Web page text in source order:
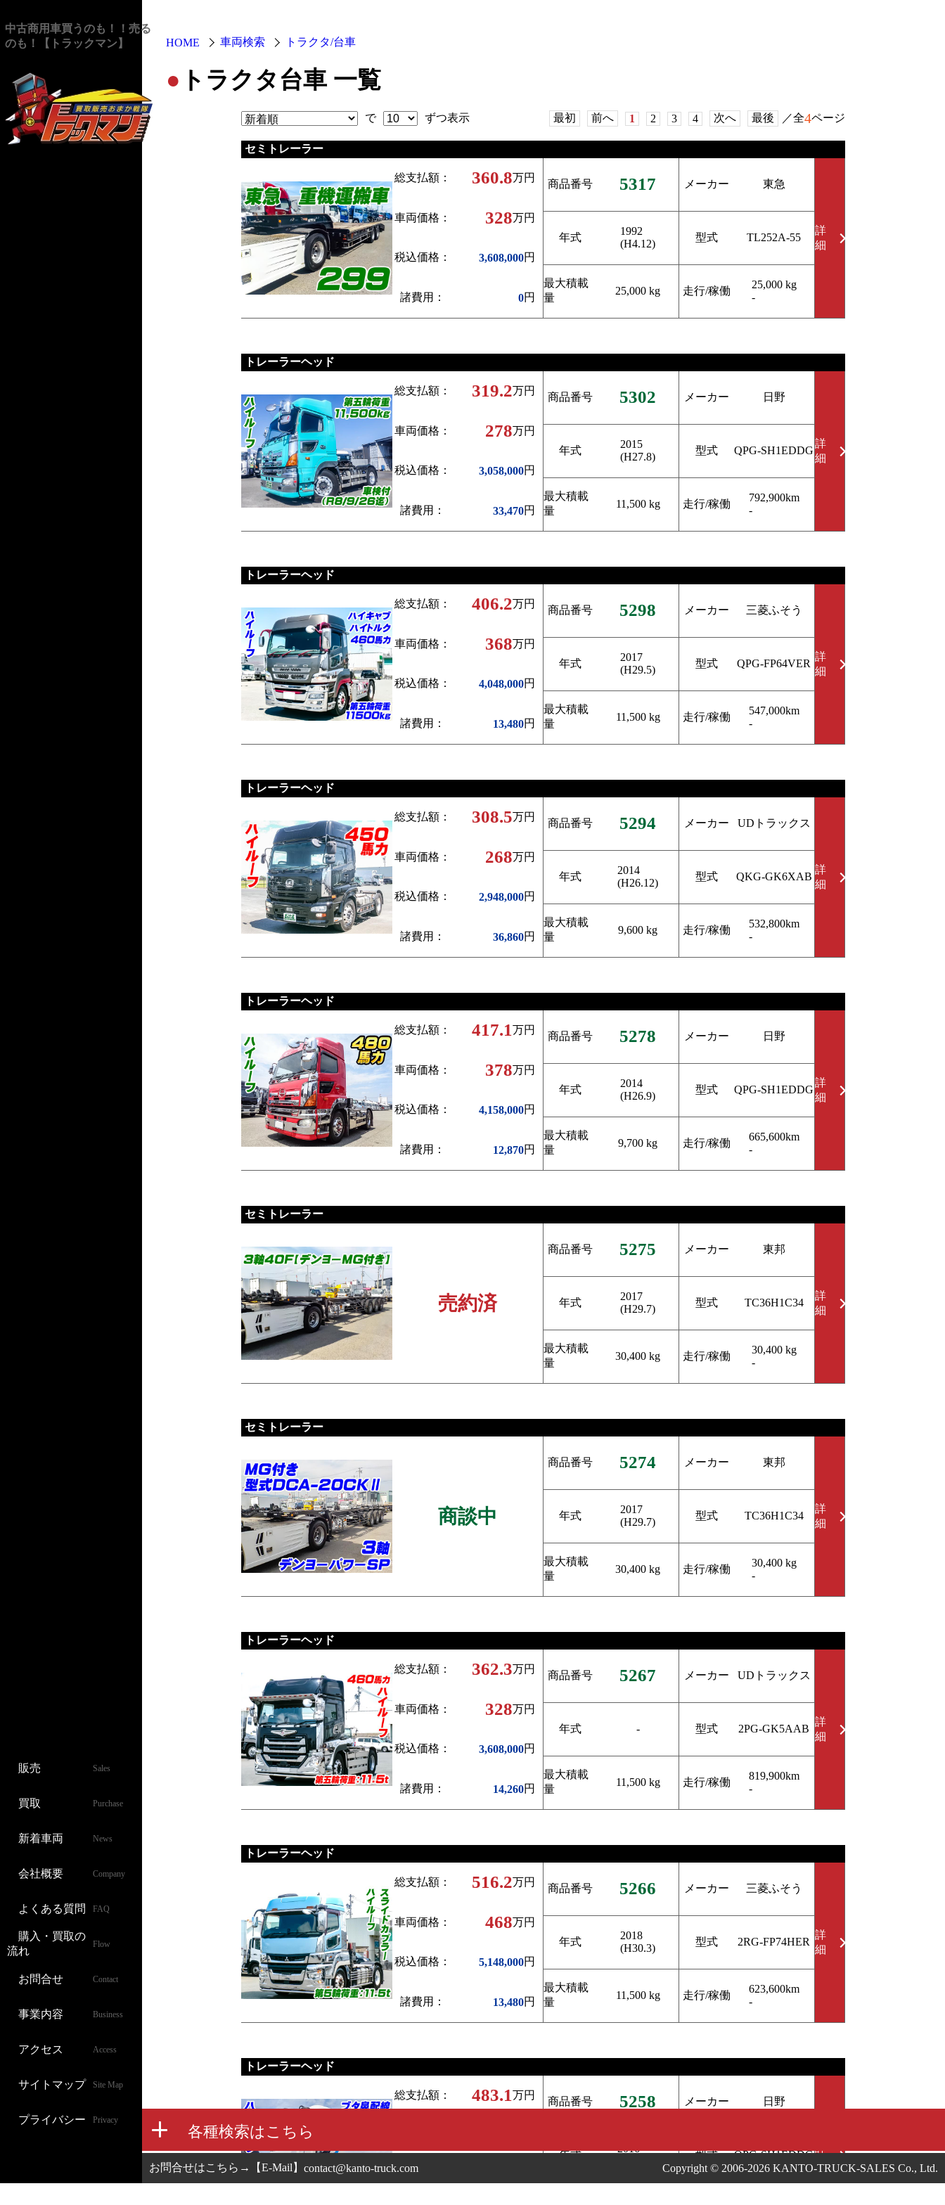
中古商用車買うのも！！売る
のも！【トラックマン】
販売 Sales
買取 Purchase
新着車両 News
会社概要 Company
よくある質問 FAQ
購入・買取の
流れ
Flow
お問合せ Contact
事業内容 Business
アクセス Access
サイトマップ Site Map
プライバシー Privacy
HOME 車両検索 トラクタ/台車
● トラクタ台車 一覧
で ずつ表示 最初 前へ 1 2 3 4 次へ 最後 ／全4ページ
セミトレーラー
総支払額： 360.8万円
車両価格： 328万円
税込価格： 3,608,000円
諸費用： 0円
商品番号 5317 メーカー 東急
年式
1992
(H4.12)
型式 TL252A-55
最大積載
量
25,000 kg 走行/稼働
25,000 kg
-
詳
細
トレーラーヘッド
総支払額： 319.2万円
車両価格： 278万円
税込価格： 3,058,000円
諸費用： 33,470円
商品番号 5302 メーカー 日野
年式
2015
(H27.8)
型式 QPG-SH1EDDG
最大積載
量
11,500 kg 走行/稼働
792,900km
-
詳
細
トレーラーヘッド
総支払額： 406.2万円
車両価格： 368万円
税込価格： 4,048,000円
諸費用： 13,480円
商品番号 5298 メーカー 三菱ふそう
年式
2017
(H29.5)
型式 QPG-FP64VER
最大積載
量
11,500 kg 走行/稼働
547,000km
-
詳
細
トレーラーヘッド
総支払額： 308.5万円
車両価格： 268万円
税込価格： 2,948,000円
諸費用： 36,860円
商品番号 5294 メーカー UDトラックス
年式
2014
(H26.12)
型式 QKG-GK6XAB
最大積載
量
9,600 kg 走行/稼働
532,800km
-
詳
細
トレーラーヘッド
総支払額： 417.1万円
車両価格： 378万円
税込価格： 4,158,000円
諸費用： 12,870円
商品番号 5278 メーカー 日野
年式
2014
(H26.9)
型式 QPG-SH1EDDG
最大積載
量
9,700 kg 走行/稼働
665,600km
-
詳
細
セミトレーラー
売約済
商品番号 5275 メーカー 東邦
年式
2017
(H29.7)
型式 TC36H1C34
最大積載
量
30,400 kg 走行/稼働
30,400 kg
-
詳
細
セミトレーラー
商談中
商品番号 5274 メーカー 東邦
年式
2017
(H29.7)
型式 TC36H1C34
最大積載
量
30,400 kg 走行/稼働
30,400 kg
-
詳
細
トレーラーヘッド
総支払額： 362.3万円
車両価格： 328万円
税込価格： 3,608,000円
諸費用： 14,260円
商品番号 5267 メーカー UDトラックス
年式 - 型式 2PG-GK5AAB
最大積載
量
11,500 kg 走行/稼働
819,900km
-
詳
細
トレーラーヘッド
総支払額： 516.2万円
車両価格： 468万円
税込価格： 5,148,000円
諸費用： 13,480円
商品番号 5266 メーカー 三菱ふそう
年式
2018
(H30.3)
型式 2RG-FP74HER
最大積載
量
11,500 kg 走行/稼働
623,600km
-
詳
細
トレーラーヘッド
総支払額： 483.1万円
税込価格：
商品番号 5258 メーカー 日野
年式
2016
型式 QPG-SH1EDDG
細
お問合せはこちら→【E-Mail】 contact@kanto-truck.com Copyright © 2006-2026 KANTO-TRUCK-SALES Co., Ltd.